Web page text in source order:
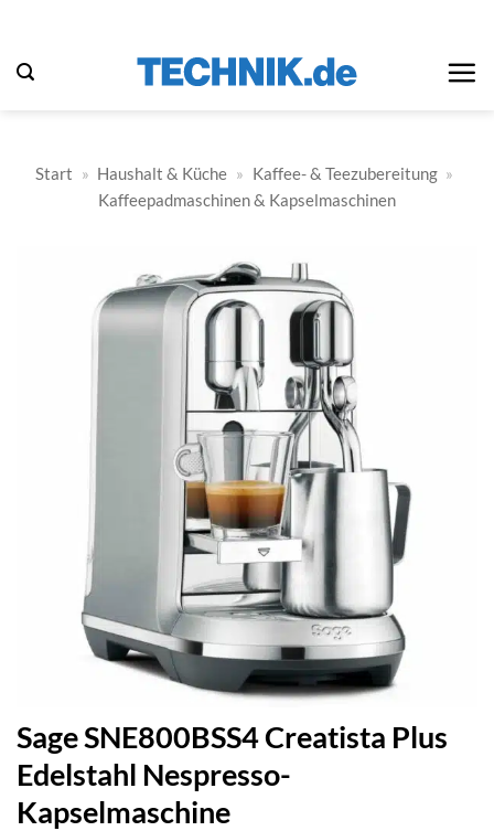
springen
Start » Haushalt & Küche » Kaffee- & Teezubereitung »
Kaffeepadmaschinen & Kapselmaschinen
Sage SNE800BSS4 Creatista Plus
Edelstahl Nespresso-
Kapselmaschine